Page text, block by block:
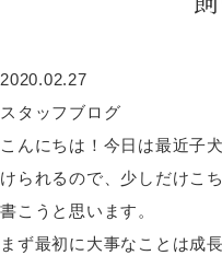
2020.02.27
スタッフブログ
こんにちは！今日は最近子
けられるので、少しだけこ
書こうと思います。
まず最初に大事なことは成